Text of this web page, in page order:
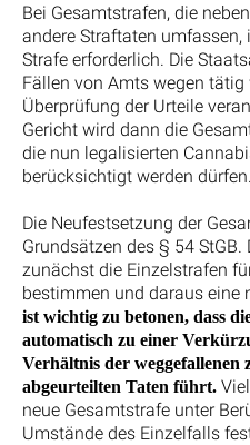
Bei Gesamtstrafen, die
andere Straftaten
Strafe erforderlich. Die
Fällen von Amts wegen tätig
Überprüfung der Urteile
Gericht wird dann die
die nun legalisierten
berücksichtigt werden dürfen.
Die Neufestsetzung der
Grundsätzen des § 54
zunächst die Einzelstrafen
bestimmen und daraus eine
ist wichtig zu betonen, dass
automatisch zu einer
Verhältnis der weggefallenen
abgeurteilten Taten führt.
neue Gesamtstrafe unter
Umstände des Einzelfalls